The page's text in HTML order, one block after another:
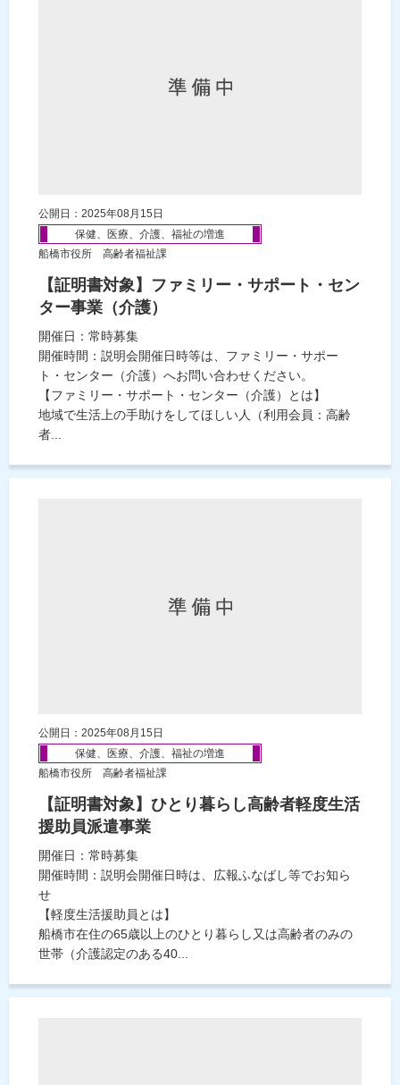
公開日：2025年08月15日
保健、医療、介護、福祉の増進
船橋市役所 高齢者福祉課
【証明書対象】ファミリー・サポート・セン
ター事業（介護）
開催日：常時募集
開催時間：説明会開催日時等は、ファミリー・サポー
ト・センター（介護）へお問い合わせください。
【ファミリー・サポート・センター（介護）とは】
地域で生活上の手助けをしてほしい人（利用会員：高齢
者...
公開日：2025年08月15日
保健、医療、介護、福祉の増進
船橋市役所 高齢者福祉課
【証明書対象】ひとり暮らし高齢者軽度生活
援助員派遣事業
開催日：常時募集
開催時間：説明会開催日時は、広報ふなばし等でお知ら
せ
【軽度生活援助員とは】
船橋市在住の65歳以上のひとり暮らし又は高齢者のみの
世帯（介護認定のある40...